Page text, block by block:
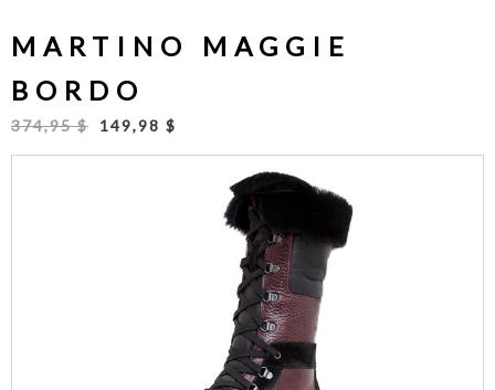
MARTINO MAGGIE
BORDO
374,95 $ 149,98 $